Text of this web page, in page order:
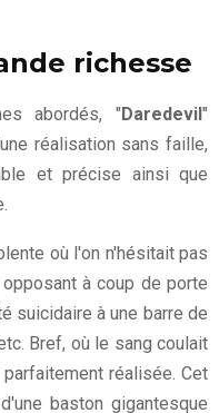
richesse
abordés, " Daredevil "
réalisation sans faille,
et précise ainsi que
où l'on n'hésitait pas
à coup de porte
suicidaire à une barre de
Bref, où le sang coulait
réalisée. Cet
baston gigantesque